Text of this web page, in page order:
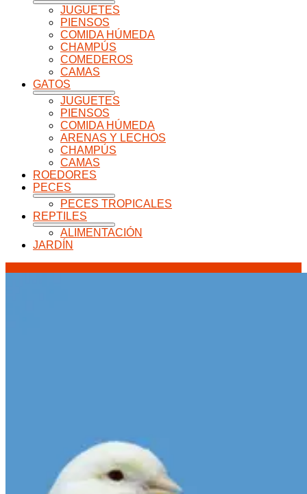
JUGUETES
PIENSOS
COMIDA HÚMEDA
CHAMPÚS
COMEDEROS
CAMAS
GATOS
JUGUETES
PIENSOS
COMIDA HÚMEDA
ARENAS Y LECHOS
CHAMPÚS
CAMAS
ROEDORES
PECES
PECES TROPICALES
REPTILES
ALIMENTACIÓN
JARDÍN